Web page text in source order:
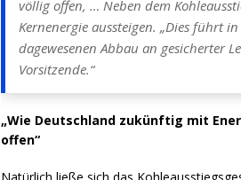
völlig offen, … Neben dem
Kernenergie aussteigen. „Dies führt
dagewesenen Abbau an gesicherter
Vorsitzende.“
„Wie Deutschland zukünftig mit
offen“